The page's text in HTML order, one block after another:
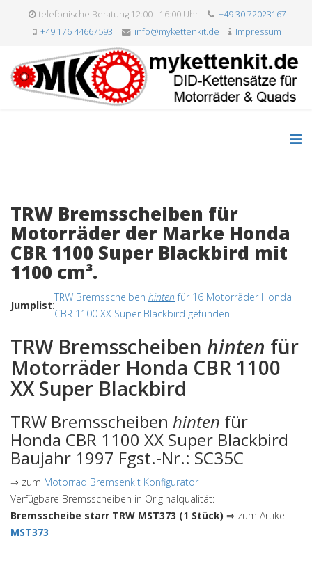
telefonische Beratung 12:00 - 16:00 Uhr
+49 30 72023167
+49 176 44667593
info@mykettenkit.de Impressum
TRW Bremsscheiben für
Motorräder der Marke Honda
CBR 1100 Super Blackbird mit
1100 cm³.
Jumplist:
TRW Bremsscheiben hinten für 16 Motorräder Honda
CBR 1100 XX Super Blackbird gefunden
TRW Bremsscheiben hinten für
Motorräder Honda CBR 1100
XX Super Blackbird
TRW Bremsscheiben hinten für
Honda CBR 1100 XX Super Blackbird
Baujahr 1997 Fgst.-Nr.: SC35C
⇒ zum Motorrad Bremsenkit Konfigurator
Verfügbare Bremsscheiben in Originalqualität:
Bremsscheibe starr TRW MST373 (1 Stück) ⇒ zum Artikel
MST373